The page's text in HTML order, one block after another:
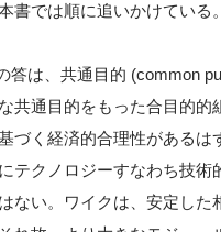
書では順に追いかけている。
答は、共通目的 (common
共通目的をもった合目的
づく経済的合理性がある
テクノロジーすなわち技
ない。ワイクは、安定し